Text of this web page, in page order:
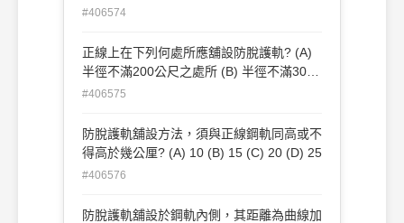
之鋼軌在1,020公厘至1,032公厘、45~60公
1,022公厘至1,030公厘 (B) 1,018公厘至
1,032公厘 (C) 1,020公厘至1,034公厘 (D)
#406574
正線上在下列何處所應舖設防脫護軌? (A)
半徑不滿200公尺之處所 (B) 半徑不滿300
公尺之處所 (C) 半徑不滿400公尺之處所
#406575
防脫護軌舖設方法，須與正線鋼軌同高或不
得高於幾公厘? (A) 10 (B) 15 (C) 20 (D) 25
#406576
防脫護軌舖設於鋼軌內側，其距離為曲線加